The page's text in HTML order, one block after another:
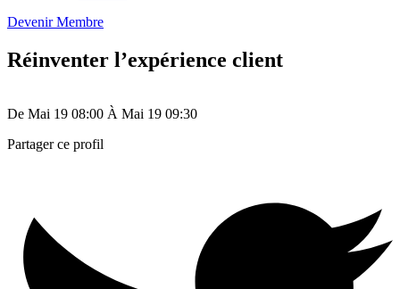
Devenir Membre
Réinventer l’expérience client
De Mai 19 08:00 À Mai 19 09:30
Partager ce profil